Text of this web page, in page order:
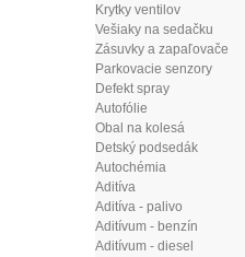
Krytky ventilov
Vešiaky na sedačku
Zásuvky a zapaľovače
Parkovacie senzory
Defekt spray
Autofólie
Obal na kolesá
Detský podsedák
Autochémia
Aditíva
Aditíva - palivo
Aditívum - benzín
Aditívum - diesel